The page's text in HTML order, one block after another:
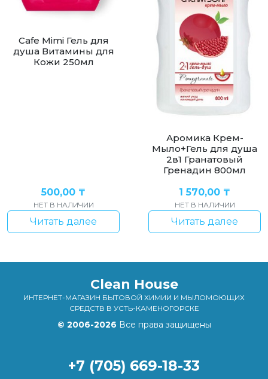
Cafe Mimi Гель для
душа Витамины для
Кожи 250мл
500,00 ₸
НЕТ В НАЛИЧИИ
Читать далее
Аромика Крем-
Мыло+Гель для душа
2в1 Гранатовый
Гренадин 800мл
1 570,00 ₸
НЕТ В НАЛИЧИИ
Читать далее
Clean House
ИНТЕРНЕТ-МАГАЗИН БЫТОВОЙ ХИМИИ И МЫЛОМОЮЩИХ
СРЕДСТВ В УСТЬ-КАМЕНОГОРСКЕ
© 2006-2026 Все права защищены
+7 (705) 669-18-33